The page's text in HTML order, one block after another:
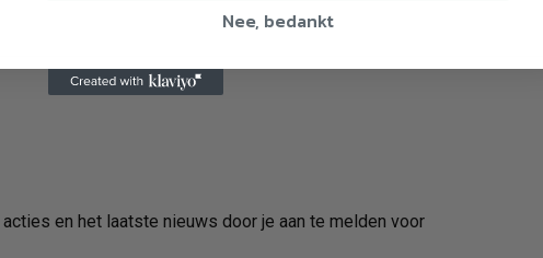
en het laatste nieuws door je aan te melden voor
Nee, bedankt